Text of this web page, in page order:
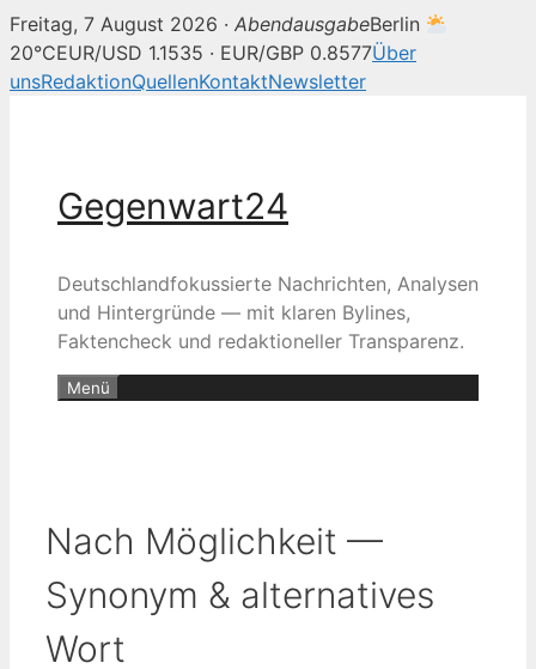
Freitag, 7 August 2026 · AbendausgabeBerlin
20°CEUR/USD 1.1535 · EUR/GBP 0.8577Über
unsRedaktionQuellenKontaktNewsletter
Gegenwart24
Deutschlandfokussierte Nachrichten, Analysen
und Hintergründe — mit klaren Bylines,
Faktencheck und redaktioneller Transparenz.
Menü
Nach Möglichkeit —
Synonym & alternatives
Wort